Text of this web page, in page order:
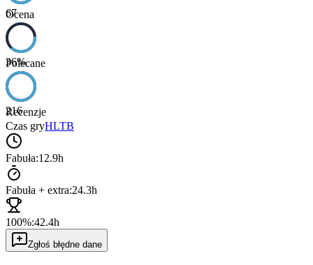
67
Ocena
36%
Polecane
216
Recenzje
Czas gryHLTB
Fabuła:12.9h
Fabuła + extra:24.3h
100%:42.4h
Zgłoś błędne dane